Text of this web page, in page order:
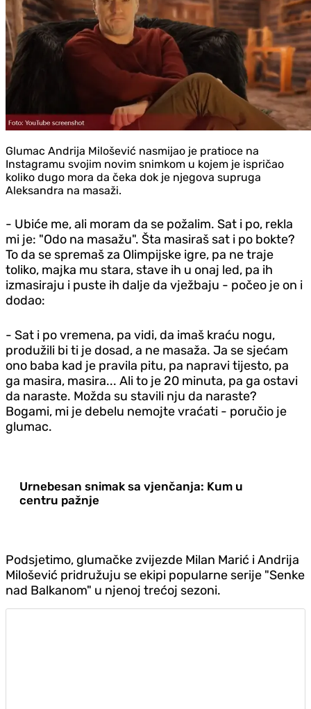
Glumac Andrija Milošević nasmijao je pratioce na
Instagramu svojim novim snimkom u kojem je ispričao
koliko dugo mora da čeka dok je njegova supruga
Aleksandra na masaži.
- Ubiće me, ali moram da se požalim. Sat i po, rekla
mi je: "Odo na masažu". Šta masiraš sat i po bokte?
To da se spremaš za Olimpijske igre, pa ne traje
toliko, majka mu stara, stave ih u onaj led, pa ih
izmasiraju i puste ih dalje da vježbaju - počeo je on i
dodao:
- Sat i po vremena, pa vidi, da imaš kraću nogu,
produžili bi ti je dosad, a ne masaža. Ja se sjećam
ono baba kad je pravila pitu, pa napravi tijesto, pa
ga masira, masira... Ali to je 20 minuta, pa ga ostavi
da naraste. Možda su stavili nju da naraste?
Bogami, mi je debelu nemojte vraćati - poručio je
glumac.
Urnebesan snimak sa vjenčanja: Kum u
centru pažnje
Podsjetimo, glumačke zvijezde Milan Marić i Andrija
Milošević pridružuju se ekipi popularne serije "Senke
nad Balkanom" u njenoj trećoj sezoni.